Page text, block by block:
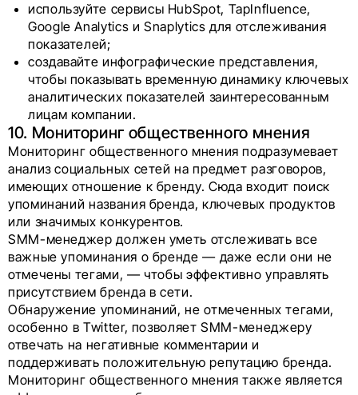
используйте сервисы HubSpot, TapInfluence,
Google Analytics и Snaplytics для отслеживания
показателей;
создавайте инфографические представления,
чтобы показывать временную динамику ключевых
аналитических показателей заинтересованным
лицам компании.
10. Мониторинг общественного мнения
Мониторинг общественного мнения подразумевает
анализ социальных сетей на предмет разговоров,
имеющих отношение к бренду. Сюда входит поиск
упоминаний названия бренда, ключевых продуктов
или значимых конкурентов.
SMM-менеджер должен уметь отслеживать все
важные упоминания о бренде — даже если они не
отмечены тегами, — чтобы эффективно управлять
присутствием бренда в сети.
Обнаружение упоминаний, не отмеченных тегами,
особенно в Twitter, позволяет SMM-менеджеру
отвечать на негативные комментарии и
поддерживать положительную репутацию бренда.
Мониторинг общественного мнения также является